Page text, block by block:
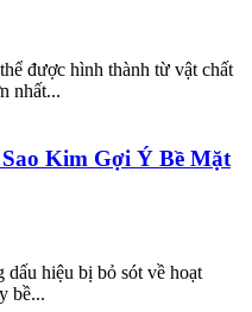
được hình thành từ vật chất
nhất...
Kim Gợi Ý Bề Mặt
hiệu bị bỏ sót về hoạt
bề...